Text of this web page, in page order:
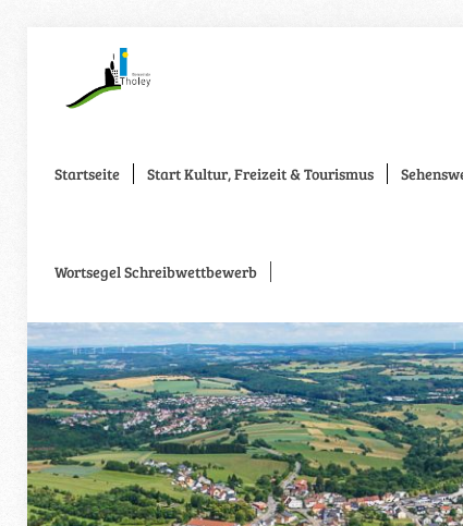
Startseite Start Kultur, Freizeit & Tourismus
Wortsegel Schreibwettbewerb